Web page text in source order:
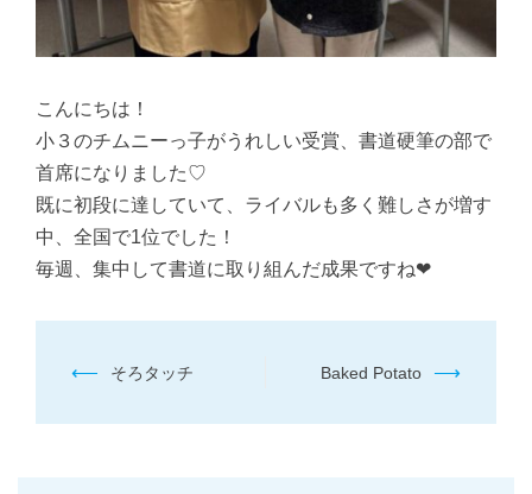
こんにちは！
小３のチムニーっ子がうれしい受賞、書道硬筆の部で
首席になりました♡
既に初段に達していて、ライバルも多く難しさが増す
中、全国で1位でした！
毎週、集中して書道に取り組んだ成果ですね❤
投
⟵ そろタッチ Baked Potato ⟶